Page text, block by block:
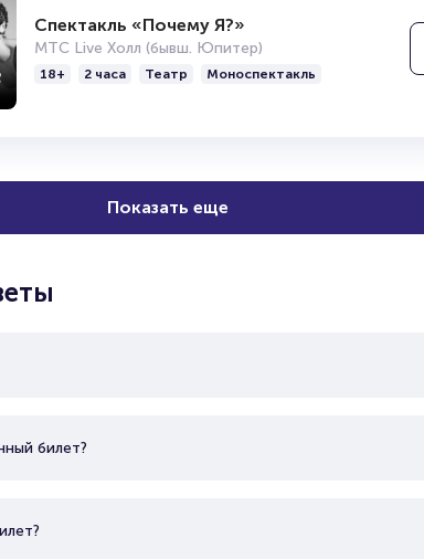
Спектакль «Почему Я?»
МТС Live Холл (бывш. Юпитер)
18+ 2 часа Театр Моноспектакль
Показать еще
билет?